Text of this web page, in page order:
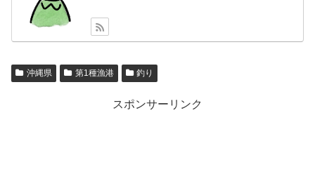
沖縄県 第1種漁港 釣り
スポンサーリンク